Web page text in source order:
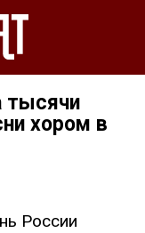
тысячи
хором в
России